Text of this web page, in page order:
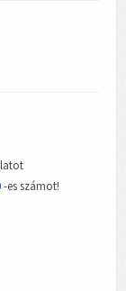
-es számot!